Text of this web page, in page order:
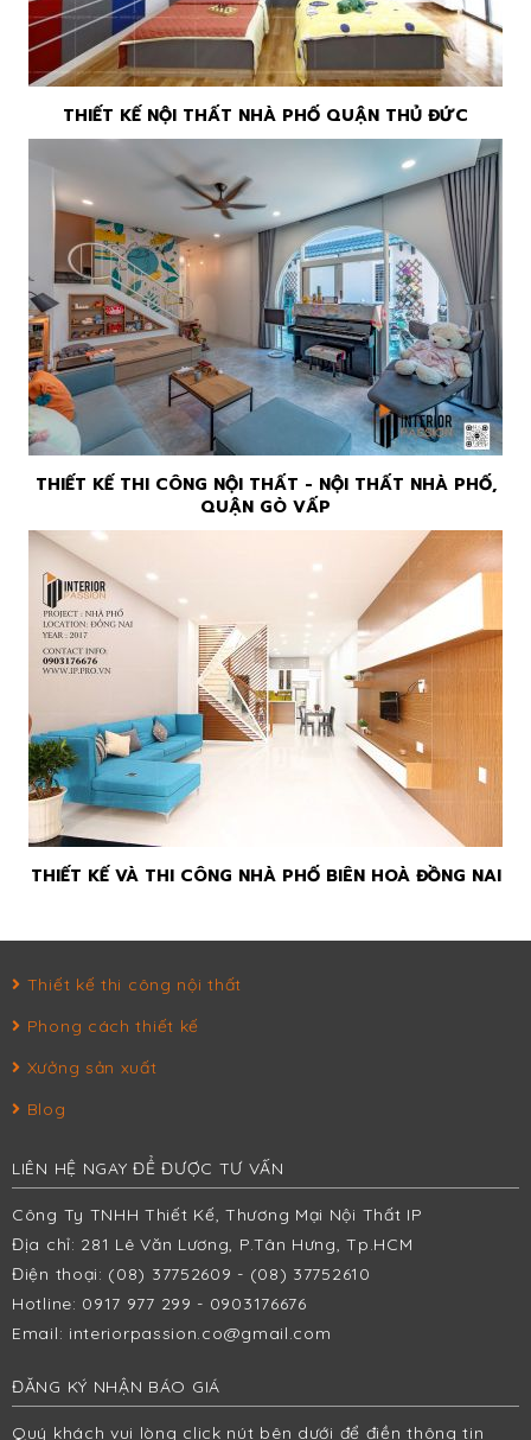
THIẾT KẾ NỘI THẤT NHÀ PHỐ QUẬN THỦ ĐỨC
THIẾT KẾ THI CÔNG NỘI THẤT - NỘI THẤT NHÀ PHỐ,
QUẬN GÒ VẤP
THIẾT KẾ VÀ THI CÔNG NHÀ PHỐ BIÊN HOÀ ĐỒNG NAI
Thiết kế thi công nội thất
Phong cách thiết kế
Xưởng sản xuất
Blog
LIÊN HỆ NGAY ĐỂ ĐƯỢC TƯ VẤN
Công Ty TNHH Thiết Kế, Thương Mại Nội Thất IP
Địa chỉ: 281 Lê Văn Lương, P.Tân Hưng, Tp.HCM
Điện thoại: (08) 37752609 - (08) 37752610
Hotline: 0917 977 299 - 0903176676
Email: interiorpassion.co@gmail.com
ĐĂNG KÝ NHẬN BÁO GIÁ
Quý khách vui lòng click nút bên dưới để điền thông tin